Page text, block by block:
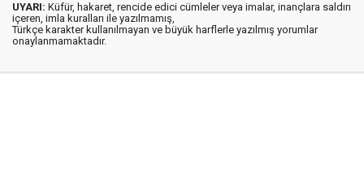
UYARI: Küfür, hakaret, rencide edici cümleler veya imalar, inançlara saldırı
içeren, imla kuralları ile yazılmamış,
Türkçe karakter kullanılmayan ve büyük harflerle yazılmış yorumlar
onaylanmamaktadır.